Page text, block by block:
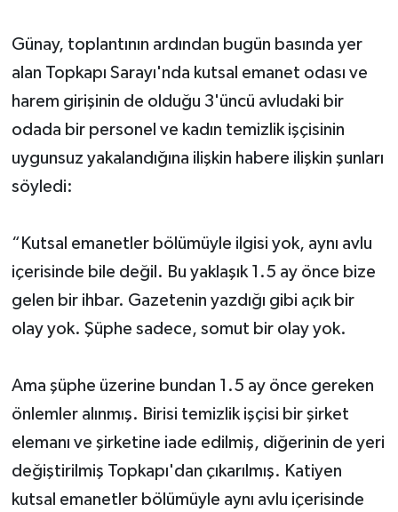
Günay, toplantının ardından bugün basında yer
alan Topkapı Sarayı'nda kutsal emanet odası ve
harem girişinin de olduğu 3'üncü avludaki bir
odada bir personel ve kadın temizlik işçisinin
uygunsuz yakalandığına ilişkin habere ilişkin şunları
söyledi:
“Kutsal emanetler bölümüyle ilgisi yok, aynı avlu
içerisinde bile değil. Bu yaklaşık 1.5 ay önce bize
gelen bir ihbar. Gazetenin yazdığı gibi açık bir
olay yok. Şüphe sadece, somut bir olay yok.
Ama şüphe üzerine bundan 1.5 ay önce gereken
önlemler alınmış. Birisi temizlik işçisi bir şirket
elemanı ve şirketine iade edilmiş, diğerinin de yeri
değiştirilmiş Topkapı'dan çıkarılmış. Katiyen
kutsal emanetler bölümüyle aynı avlu içerisinde